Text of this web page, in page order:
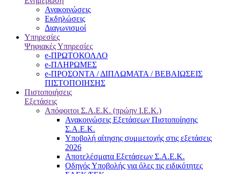
Ανακοινώσεις
Εκδηλώσεις
Διαγωνισμοί
Υπηρεσίες
Ψηφιακές Υπηρεσίες
e-ΠΡΩΤΟΚΟΛΛΟ
e-ΠΛΗΡΩΜΕΣ
e-ΠΡΟΣΟΝΤΑ / ΔΙΠΛΩΜΑΤΑ / ΒΕΒΑΙΩΣΕΙΣ
ΠΙΣΤΟΠΟΙΗΣΗΣ
Πιστοποιήσεις
Εξετάσεις
Απόφοιτοι Σ.Α.Ε.Κ. (πρώην Ι.Ε.Κ.)
Ανακοινώσεις Εξετάσεων Πιστοποίησης
Σ.Α.Ε.Κ.
Υποβολή αίτησης συμμετοχής στις εξετάσεις
2026
Αποτελέσματα Εξετάσεων Σ.Α.Ε.Κ.
Οδηγός Υποβολής για όλες τις ειδικότητες